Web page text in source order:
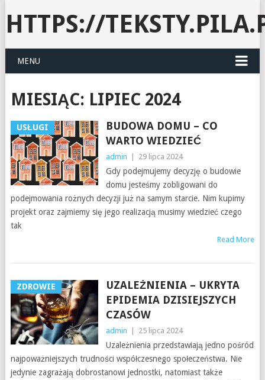
HTTPS://
MENU
MIESIĄC: LIPIEC 2024
USŁUGI
BUDOWA DOMU – CO
WARTO WIEDZIEĆ
admin 29 lipca 2024
Gdy podejmujemy decyzję o budowie
domu jesteśmy zobligowani do
podejmowania rożnych decyzji już na samym starcie. Nim kupimy
projekt oraz zajmiemy się jego realizacją musimy wiedzieć czego
tak
Read More
ZDROWIE
UZALEŻNIENIA – UKRYTA
EPIDEMIA DZISIEJSZYCH
CZASÓW
admin 25 lipca 2024
Uzależnienia przedstawiają jedno pośród
najpoważniejszych trudności współczesnego społeczeństwa. Nie
jedynie zagrażają dobrostanowi jednostki, natomiast także